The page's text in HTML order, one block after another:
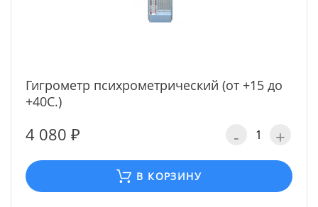
Гигрометр психрометрический (от +15 до
+40С.)
4 080 ₽ - +
В КОРЗИНУ